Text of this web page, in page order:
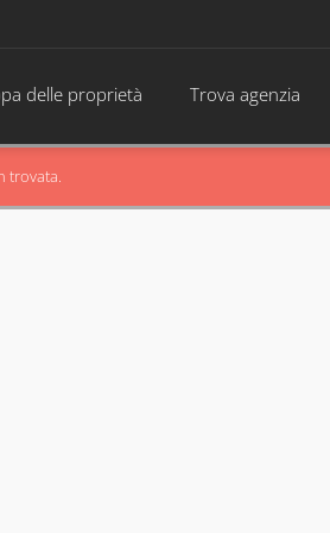
delle proprietà Trova agenzia
trovata.